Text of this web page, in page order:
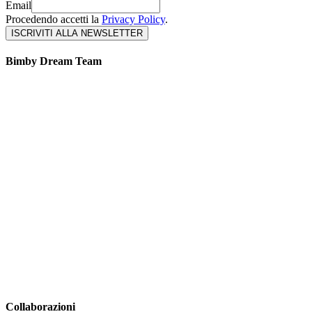
Email
Procedendo accetti la Privacy Policy.
Bimby Dream Team
Collaborazioni